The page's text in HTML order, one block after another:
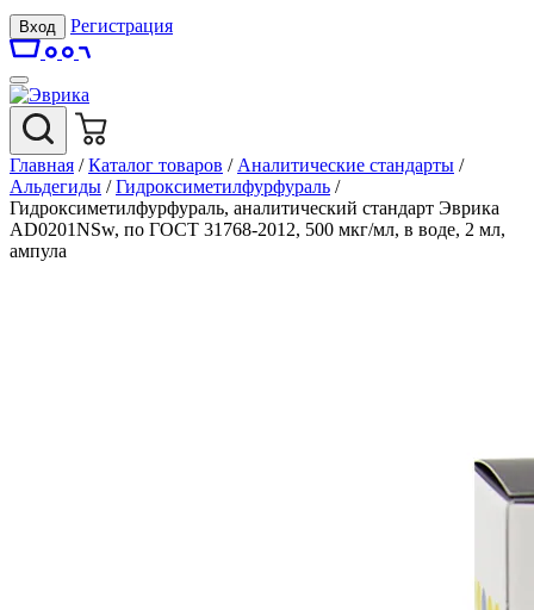
Вход Регистрация
Главная / Каталог товаров / Аналитические стандарты /
Альдегиды / Гидроксиметилфурфураль /
Гидроксиметилфурфураль, аналитический стандарт Эврика
AD0201NSw, по ГОСТ 31768-2012, 500 мкг/мл, в воде, 2 мл,
ампула